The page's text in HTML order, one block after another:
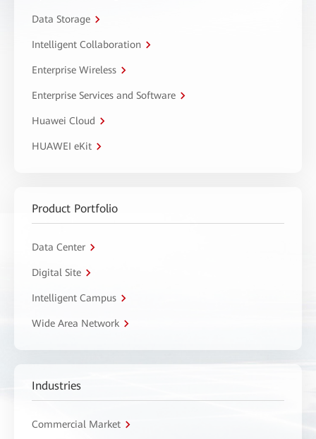
Data Storage
Intelligent Collaboration
Enterprise Wireless
Enterprise Services and Software
Huawei Cloud
HUAWEI eKit
Product Portfolio
Data Center
Digital Site
Intelligent Campus
Wide Area Network
Industries
Commercial Market